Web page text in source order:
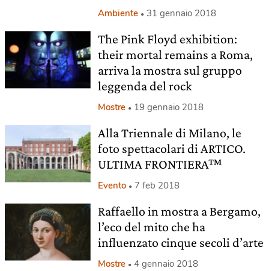
Ambiente 31 gennaio 2018
The Pink Floyd exhibition:
their mortal remains a Roma,
arriva la mostra sul gruppo
leggenda del rock
Mostre 19 gennaio 2018
Alla Triennale di Milano, le
foto spettacolari di ARTICO.
ULTIMA FRONTIERA™
Evento 7 feb 2018
Raffaello in mostra a Bergamo,
l’eco del mito che ha
influenzato cinque secoli d’arte
Mostre 4 gennaio 2018